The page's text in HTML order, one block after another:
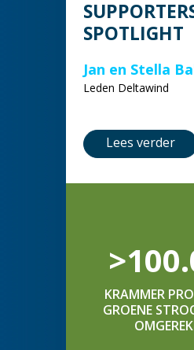
SPOTLIGHT
Jan en Stella
Leden Deltawind
Lees verder
KRAMMER
GROENE